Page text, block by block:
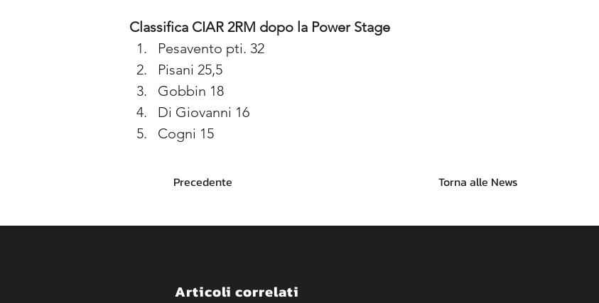
Classifica CIAR 2RM dopo la Power Stage
Pesavento pti. 32
Pisani 25,5
Gobbin 18
Di Giovanni 16
Cogni 15
Precedente Torna alle News
Articoli correlati